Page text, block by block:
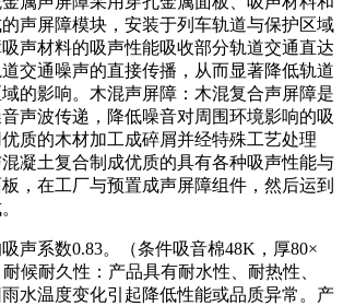
声屏障模块，安装于列车轨道与保护区域
声材料的吸声性能吸收部分轨道交通直达
交通噪声的直接传播，从而显著降低轨道
的影响。木混声屏障：木混复合声屏障是
声波传递，降低噪音对周围环境影响的吸
质的木材加工成碎屑并经特殊工艺处理
凝土复合制成优质的具有各种吸声性能与
，在工厂与预置成声屏障组件，然后运到
声系数0.83。（条件吸音棉48K，厚80×
候耐久性：产品具有耐水性、耐热性、
水温度变化引起降低性能或品质异常。产